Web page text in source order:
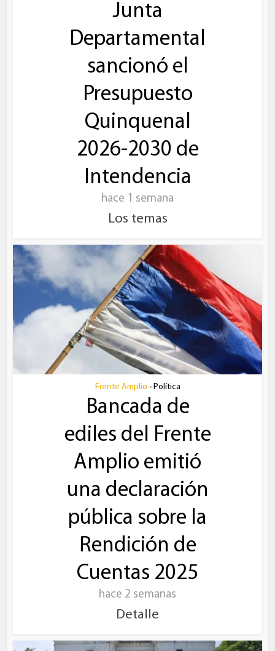
Junta
Departamental
sancionó el
Presupuesto
Quinquenal
2026-2030 de
Intendencia
hace 1 semana
Los temas
Frente Amplio • Política
Bancada de
ediles del Frente
Amplio emitió
una declaración
pública sobre la
Rendición de
Cuentas 2025
hace 2 semanas
Detalle